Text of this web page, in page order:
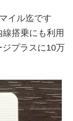
イル迄です
搭乗にも利用
プラスに10万